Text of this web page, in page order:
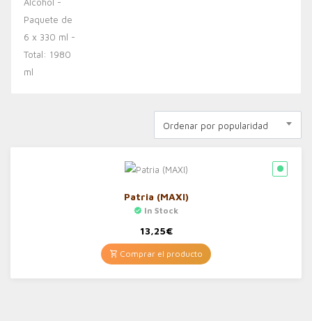
Ordenar por popularidad
Patria (MAXI)
In Stock
13,25€
Comprar el producto